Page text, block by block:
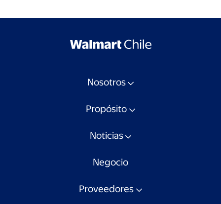
Nosotros
Propósito
Noticias
Negocio
Proveedores